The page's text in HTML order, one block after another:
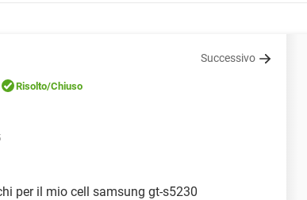
Successivo
Risolto/Chiuso
per il mio cell samsung gt-s5230